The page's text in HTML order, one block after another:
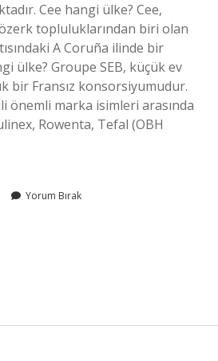
Cee hangi ülke? Cee,
özerk topluluklarından biri olan
A Coruña ilinde bir
ülke? Groupe SEB, küçük ev
bir Fransız konsorsiyumudur.
önemli marka isimleri arasında
Rowenta, Tefal (OBH
Yorum Bırak